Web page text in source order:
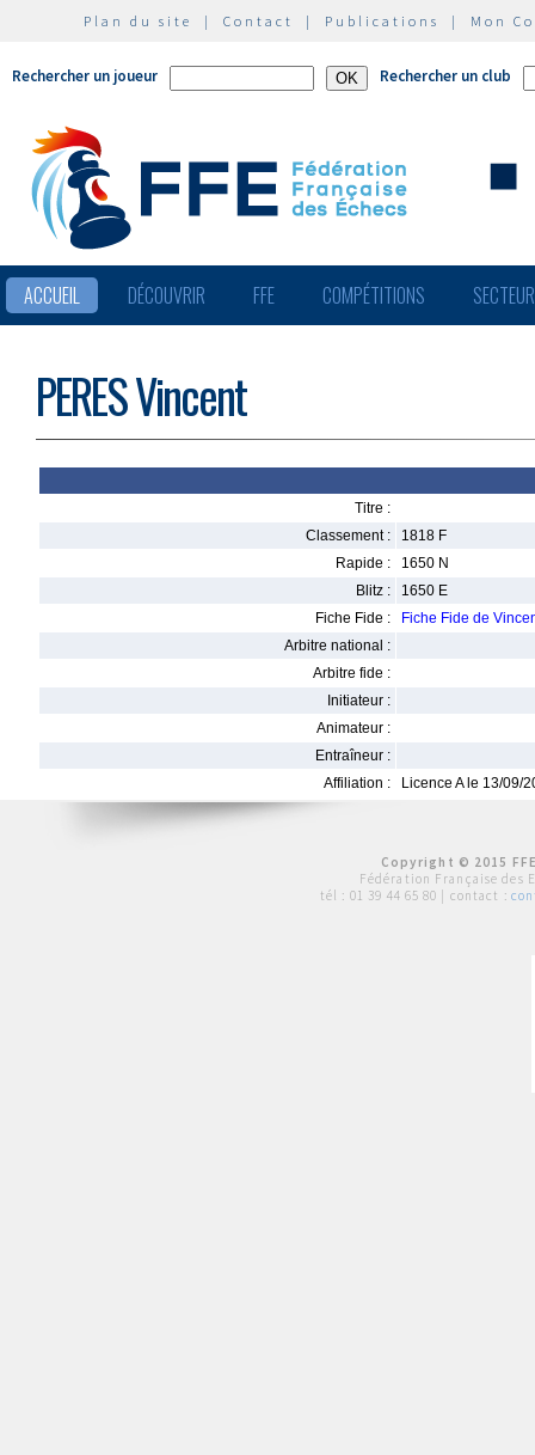
Plan du site | Contact | Publications | Mon
Rechercher un joueur Rechercher un club
ACCUEIL DÉCOUVRIR FFE COMPÉTITIONS
PERES Vincent
Titre :
Classement :
1818 F
Rapide :
1650 N
Blitz :
1650 E
Fiche Fide :
Fiche Fide de
Arbitre national :
Arbitre fide :
Initiateur :
Animateur :
Entraîneur :
Affiliation :
Licence A le 13/09/
Copyright © 2015
Fédération Française des
tél : 01 39 44 65 80 | contact :